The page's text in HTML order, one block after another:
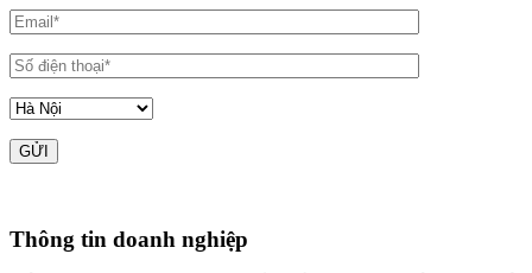
Thông tin doanh nghiệp